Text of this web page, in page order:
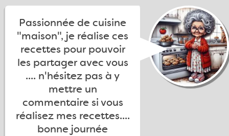
Passionnée de cuisine
"maison", je réalise ces
recettes pour pouvoir
les partager avec vous
.... n'hésitez pas à y
mettre un
commentaire si vous
réalisez mes recettes....
bonne journée